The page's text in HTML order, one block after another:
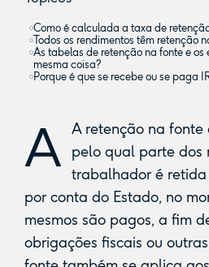
Como é calculada a taxa de
Todos os rendimentos têm retenção
As tabelas de retenção na fonte e os
mesma coisa?
Porque é que se recebe ou se paga
A A retenção na fonte
pelo qual parte dos
trabalhador é
por conta do Estado, no
mesmos são pagos, a fim
obrigações fiscais ou